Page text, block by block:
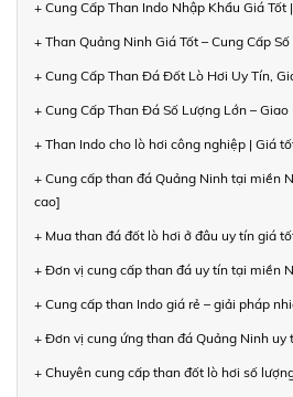
+ Cung Cấp Than Indo Nhập Khẩu Giá
+ Than Quảng Ninh Giá Tốt – Cung Cấp
+ Cung Cấp Than Đá Đốt Lò Hơi Uy Tín,
+ Cung Cấp Than Đá Số Lượng Lớn –
+ Than Indo cho lò hơi công nghiệp | Giá
+ Cung cấp than đá Quảng Ninh tại miền
cao]
+ Mua than đá đốt lò hơi ở đâu uy tín giá
+ Đơn vị cung cấp than đá uy tín tại miền
+ Cung cấp than Indo giá rẻ – giải pháp
+ Đơn vị cung ứng than đá Quảng Ninh uy
+ Chuyên cung cấp than đốt lò hơi số